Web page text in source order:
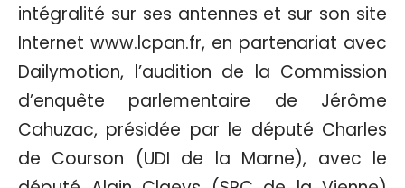
intégralité sur ses antennes et sur son site
Internet www.lcpan.fr, en partenariat avec
Dailymotion, l’audition de la Commission
d’enquête parlementaire de Jérôme
Cahuzac, présidée par le député Charles
de Courson (UDI de la Marne), avec le